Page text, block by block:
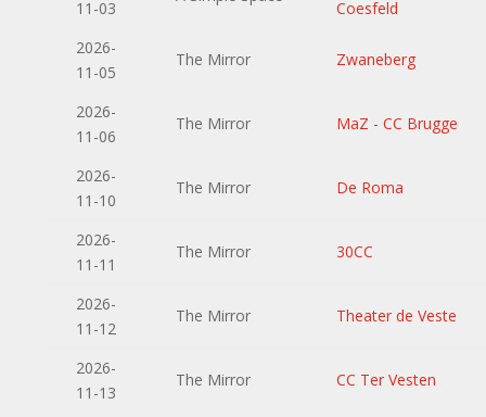
11-03
Coesfeld
2026-
11-05
The Mirror Zwaneberg
2026-
11-06
The Mirror MaZ - CC Brugge
2026-
11-10
The Mirror De Roma
2026-
11-11
The Mirror 30CC
2026-
11-12
The Mirror Theater de Veste
2026-
11-13
The Mirror CC Ter Vesten